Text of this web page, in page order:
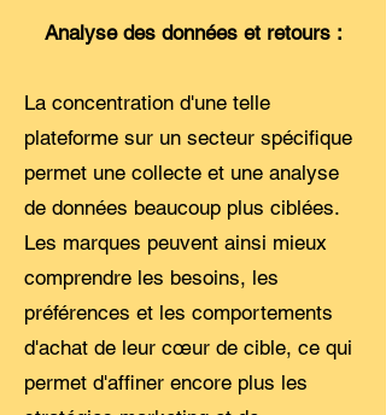
Analyse des données et retours :
La concentration d'une telle
plateforme sur un secteur spécifique
permet une collecte et une analyse
de données beaucoup plus ciblées.
Les marques peuvent ainsi mieux
comprendre les besoins, les
préférences et les comportements
d'achat de leur cœur de cible, ce qui
permet d'affiner encore plus les